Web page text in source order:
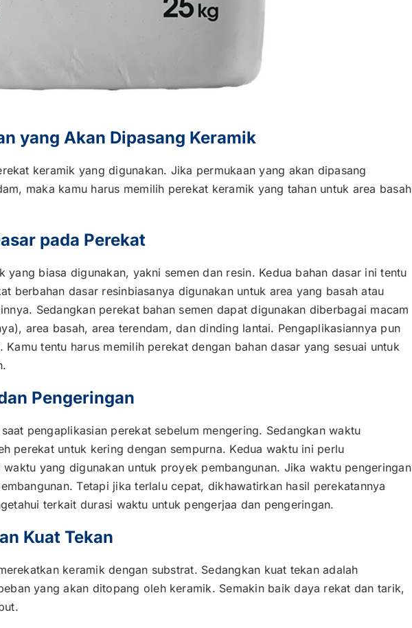
yang Akan Dipasang Keramik
keramik yang digunakan. Jika permukaan yang akan dipasang
maka kamu harus memilih perekat keramik yang tahan untuk area basah
pada Perekat
biasa digunakan, yakni semen dan resin. Kedua bahan dasar ini tentu
berbahan dasar resinbiasanya digunakan untuk area yang basah atau
Sedangkan perekat bahan semen dapat digunakan diberbagai macam
area basah, area terendam, dan dinding lantai. Pengaplikasiannya pun
tentu harus memilih perekat dengan bahan dasar yang sesuai untuk
Pengeringan
pengaplikasian perekat sebelum mengering. Sedangkan waktu
perekat untuk kering dengan sempurna. Kedua waktu ini perlu
yang digunakan untuk proyek pembangunan. Jika waktu pengeringan
Tetapi jika terlalu cepat, dikhawatirkan hasil perekatannya
terkait durasi waktu untuk pengerjaa dan pengeringan.
Kuat Tekan
keramik dengan substrat. Sedangkan kuat tekan adalah
yang akan ditopang oleh keramik. Semakin baik daya rekat dan tarik,